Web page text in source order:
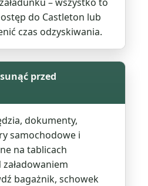
do Castleton lub
czas odzyskiwania.
przed
dokumenty,
samochodowe i
na tablicach
bagażnik, schowek